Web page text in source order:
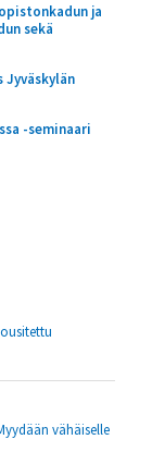
ja
sekä
-seminaari
vähäiselle